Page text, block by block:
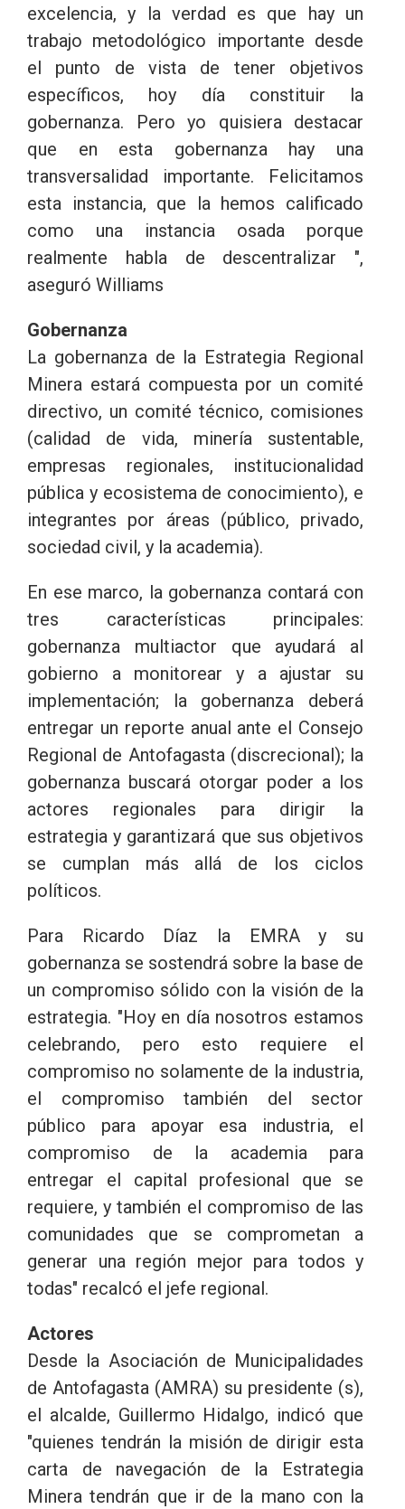
excelencia, y la verdad es que hay un
trabajo metodológico importante desde
el punto de vista de tener objetivos
específicos, hoy día constituir la
gobernanza. Pero yo quisiera destacar
que en esta gobernanza hay una
transversalidad importante. Felicitamos
esta instancia, que la hemos calificado
como una instancia osada porque
realmente habla de descentralizar ",
aseguró Williams
Gobernanza
La gobernanza de la Estrategia Regional
Minera estará compuesta por un comité
directivo, un comité técnico, comisiones
(calidad de vida, minería sustentable,
empresas regionales, institucionalidad
pública y ecosistema de conocimiento), e
integrantes por áreas (público, privado,
sociedad civil, y la academia).
En ese marco, la gobernanza contará con
tres características principales:
gobernanza multiactor que ayudará al
gobierno a monitorear y a ajustar su
implementación; la gobernanza deberá
entregar un reporte anual ante el Consejo
Regional de Antofagasta (discrecional); la
gobernanza buscará otorgar poder a los
actores regionales para dirigir la
estrategia y garantizará que sus objetivos
se cumplan más allá de los ciclos
políticos.
Para Ricardo Díaz la EMRA y su
gobernanza se sostendrá sobre la base de
un compromiso sólido con la visión de la
estrategia. "Hoy en día nosotros estamos
celebrando, pero esto requiere el
compromiso no solamente de la industria,
el compromiso también del sector
público para apoyar esa industria, el
compromiso de la academia para
entregar el capital profesional que se
requiere, y también el compromiso de las
comunidades que se comprometan a
generar una región mejor para todos y
todas" recalcó el jefe regional.
Actores
Desde la Asociación de Municipalidades
de Antofagasta (AMRA) su presidente (s),
el alcalde, Guillermo Hidalgo, indicó que
"quienes tendrán la misión de dirigir esta
carta de navegación de la Estrategia
Minera tendrán que ir de la mano con la